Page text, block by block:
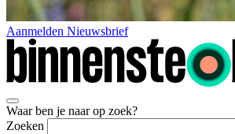
Aanmelden Nieuwsbrief
Waar ben je naar op zoek?
Zoeken